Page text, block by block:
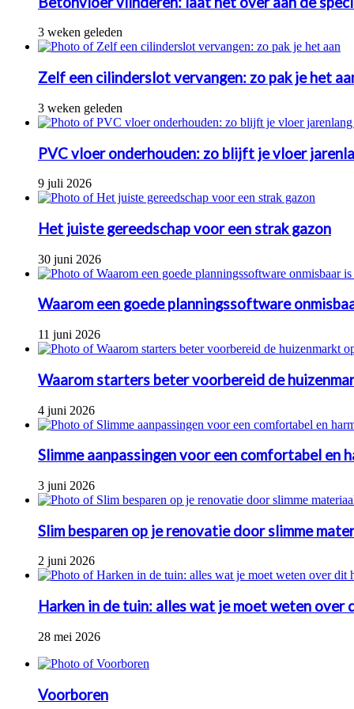
3 weken geleden
Zelf een cilinderslot vervangen: zo pak je het
3 weken geleden
PVC vloer onderhouden: zo blijft je vloer
9 juli 2026
Het juiste gereedschap voor een strak gazon
30 juni 2026
Waarom een goede planningssoftware
11 juni 2026
Waarom starters beter voorbereid de
4 juni 2026
Slimme aanpassingen voor een comfortabel en
3 juni 2026
Slim besparen op je renovatie door slimme
2 juni 2026
Harken in de tuin: alles wat je moet weten over
28 mei 2026
Voorboren